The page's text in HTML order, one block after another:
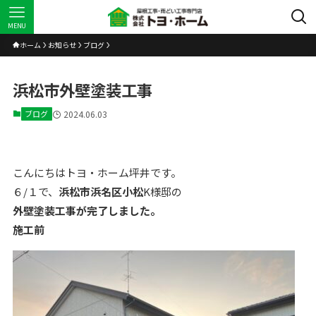
MENU
ホーム お知らせ ブログ
浜松市外壁塗装工事
ブログ 2024.06.03
こんにちはトヨ・ホーム坪井です。
６/１で、 浜松市浜名区小松K様邸の
外壁塗装工事が完了しました。
施工前